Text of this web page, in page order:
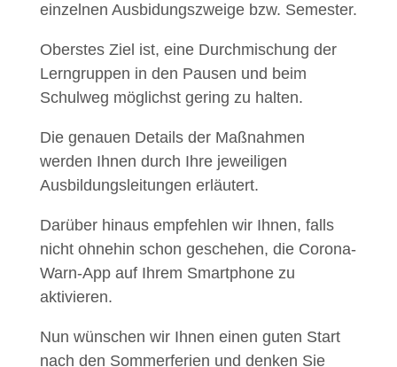
einzelnen Ausbidungszweige bzw. Semester.
Oberstes Ziel ist, eine Durchmischung der
Lerngruppen in den Pausen und beim
Schulweg möglichst gering zu halten.
Die genauen Details der Maßnahmen
werden Ihnen durch Ihre jeweiligen
Ausbildungsleitungen erläutert.
Darüber hinaus empfehlen wir Ihnen, falls
nicht ohnehin schon geschehen, die Corona-
Warn-App auf Ihrem Smartphone zu
aktivieren.
Nun wünschen wir Ihnen einen guten Start
nach den Sommerferien und denken Sie